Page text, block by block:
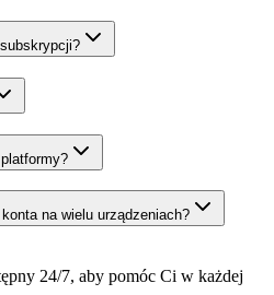
na wielu urządzeniach?
24/7, aby pomóc Ci w każdej